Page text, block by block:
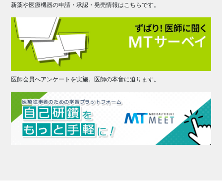
新薬や医療機器の申請・承認・発売情報はこちらです。
医師会員へアンケートを実施。医師の本音に迫ります。